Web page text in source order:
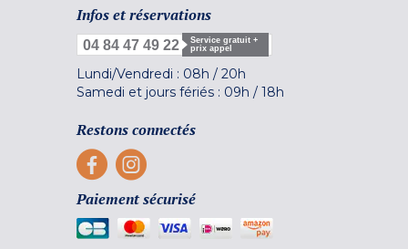
Infos et réservations
04 84 47 49 22
Service gratuit +
prix appel
Lundi/Vendredi : 08h / 20h
Samedi et jours fériés : 09h / 18h
Restons connectés
Paiement sécurisé